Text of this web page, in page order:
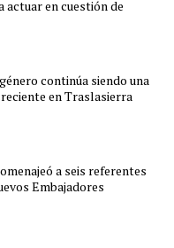
actuar en cuestión de
continúa siendo una
en Traslasierra
a seis referentes
Embajadores